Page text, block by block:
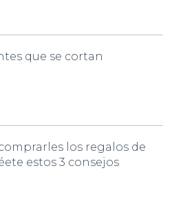
que se cortan
los regalos de
estos 3 consejos